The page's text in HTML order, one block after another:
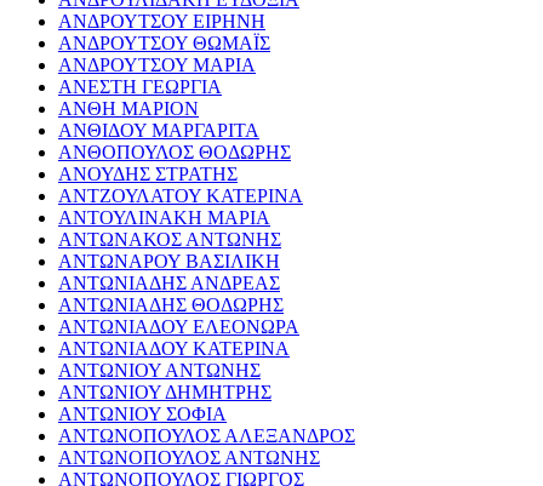
ΑΝΔΡΟΥΤΣΟΥ ΕΙΡΗΝΗ
ΑΝΔΡΟΥΤΣΟΥ ΘΩΜΑΪΣ
ΑΝΔΡΟΥΤΣΟΥ ΜΑΡΙΑ
ΑΝΕΣΤΗ ΓΕΩΡΓΙΑ
ΑΝΘΗ ΜΑΡΙΟΝ
ΑΝΘΙΔΟΥ ΜΑΡΓΑΡΙΤΑ
ΑΝΘΟΠΟΥΛΟΣ ΘΟΔΩΡΗΣ
ΑΝΟΥΔΗΣ ΣΤΡΑΤΗΣ
ΑΝΤΖΟΥΛΑΤΟΥ ΚΑΤΕΡΙΝΑ
ΑΝΤΟΥΛΙΝΑΚΗ ΜΑΡΙΑ
ΑΝΤΩΝΑΚΟΣ ΑΝΤΩΝΗΣ
ΑΝΤΩΝΑΡΟΥ ΒΑΣΙΛΙΚΗ
ΑΝΤΩΝΙΑΔΗΣ ΑΝΔΡΕΑΣ
ΑΝΤΩΝΙΑΔΗΣ ΘΟΔΩΡΗΣ
ΑΝΤΩΝΙΑΔΟΥ ΕΛΕΟΝΩΡΑ
ΑΝΤΩΝΙΑΔΟΥ ΚΑΤΕΡΙΝΑ
ΑΝΤΩΝΙΟΥ ΑΝΤΩΝΗΣ
ΑΝΤΩΝΙΟΥ ΔΗΜΗΤΡΗΣ
ΑΝΤΩΝΙΟΥ ΣΟΦΙΑ
ΑΝΤΩΝΟΠΟΥΛΟΣ ΑΛΕΞΑΝΔΡΟΣ
ΑΝΤΩΝΟΠΟΥΛΟΣ ΑΝΤΩΝΗΣ
ΑΝΤΩΝΟΠΟΥΛΟΣ ΓΙΩΡΓΟΣ